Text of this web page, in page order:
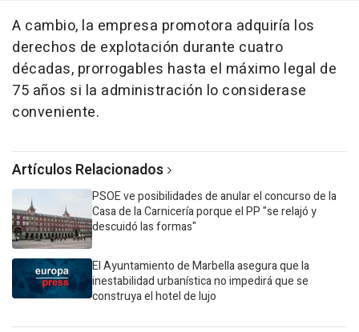
A cambio, la empresa promotora adquiría los
derechos de explotación durante cuatro
décadas, prorrogables hasta el máximo legal de
75 años si la administración lo considerase
conveniente.
Artículos Relacionados
PSOE ve posibilidades de anular el concurso de la
Casa de la Carnicería porque el PP "se relajó y
descuidó las formas"
El Ayuntamiento de Marbella asegura que la
inestabilidad urbanística no impedirá que se
construya el hotel de lujo